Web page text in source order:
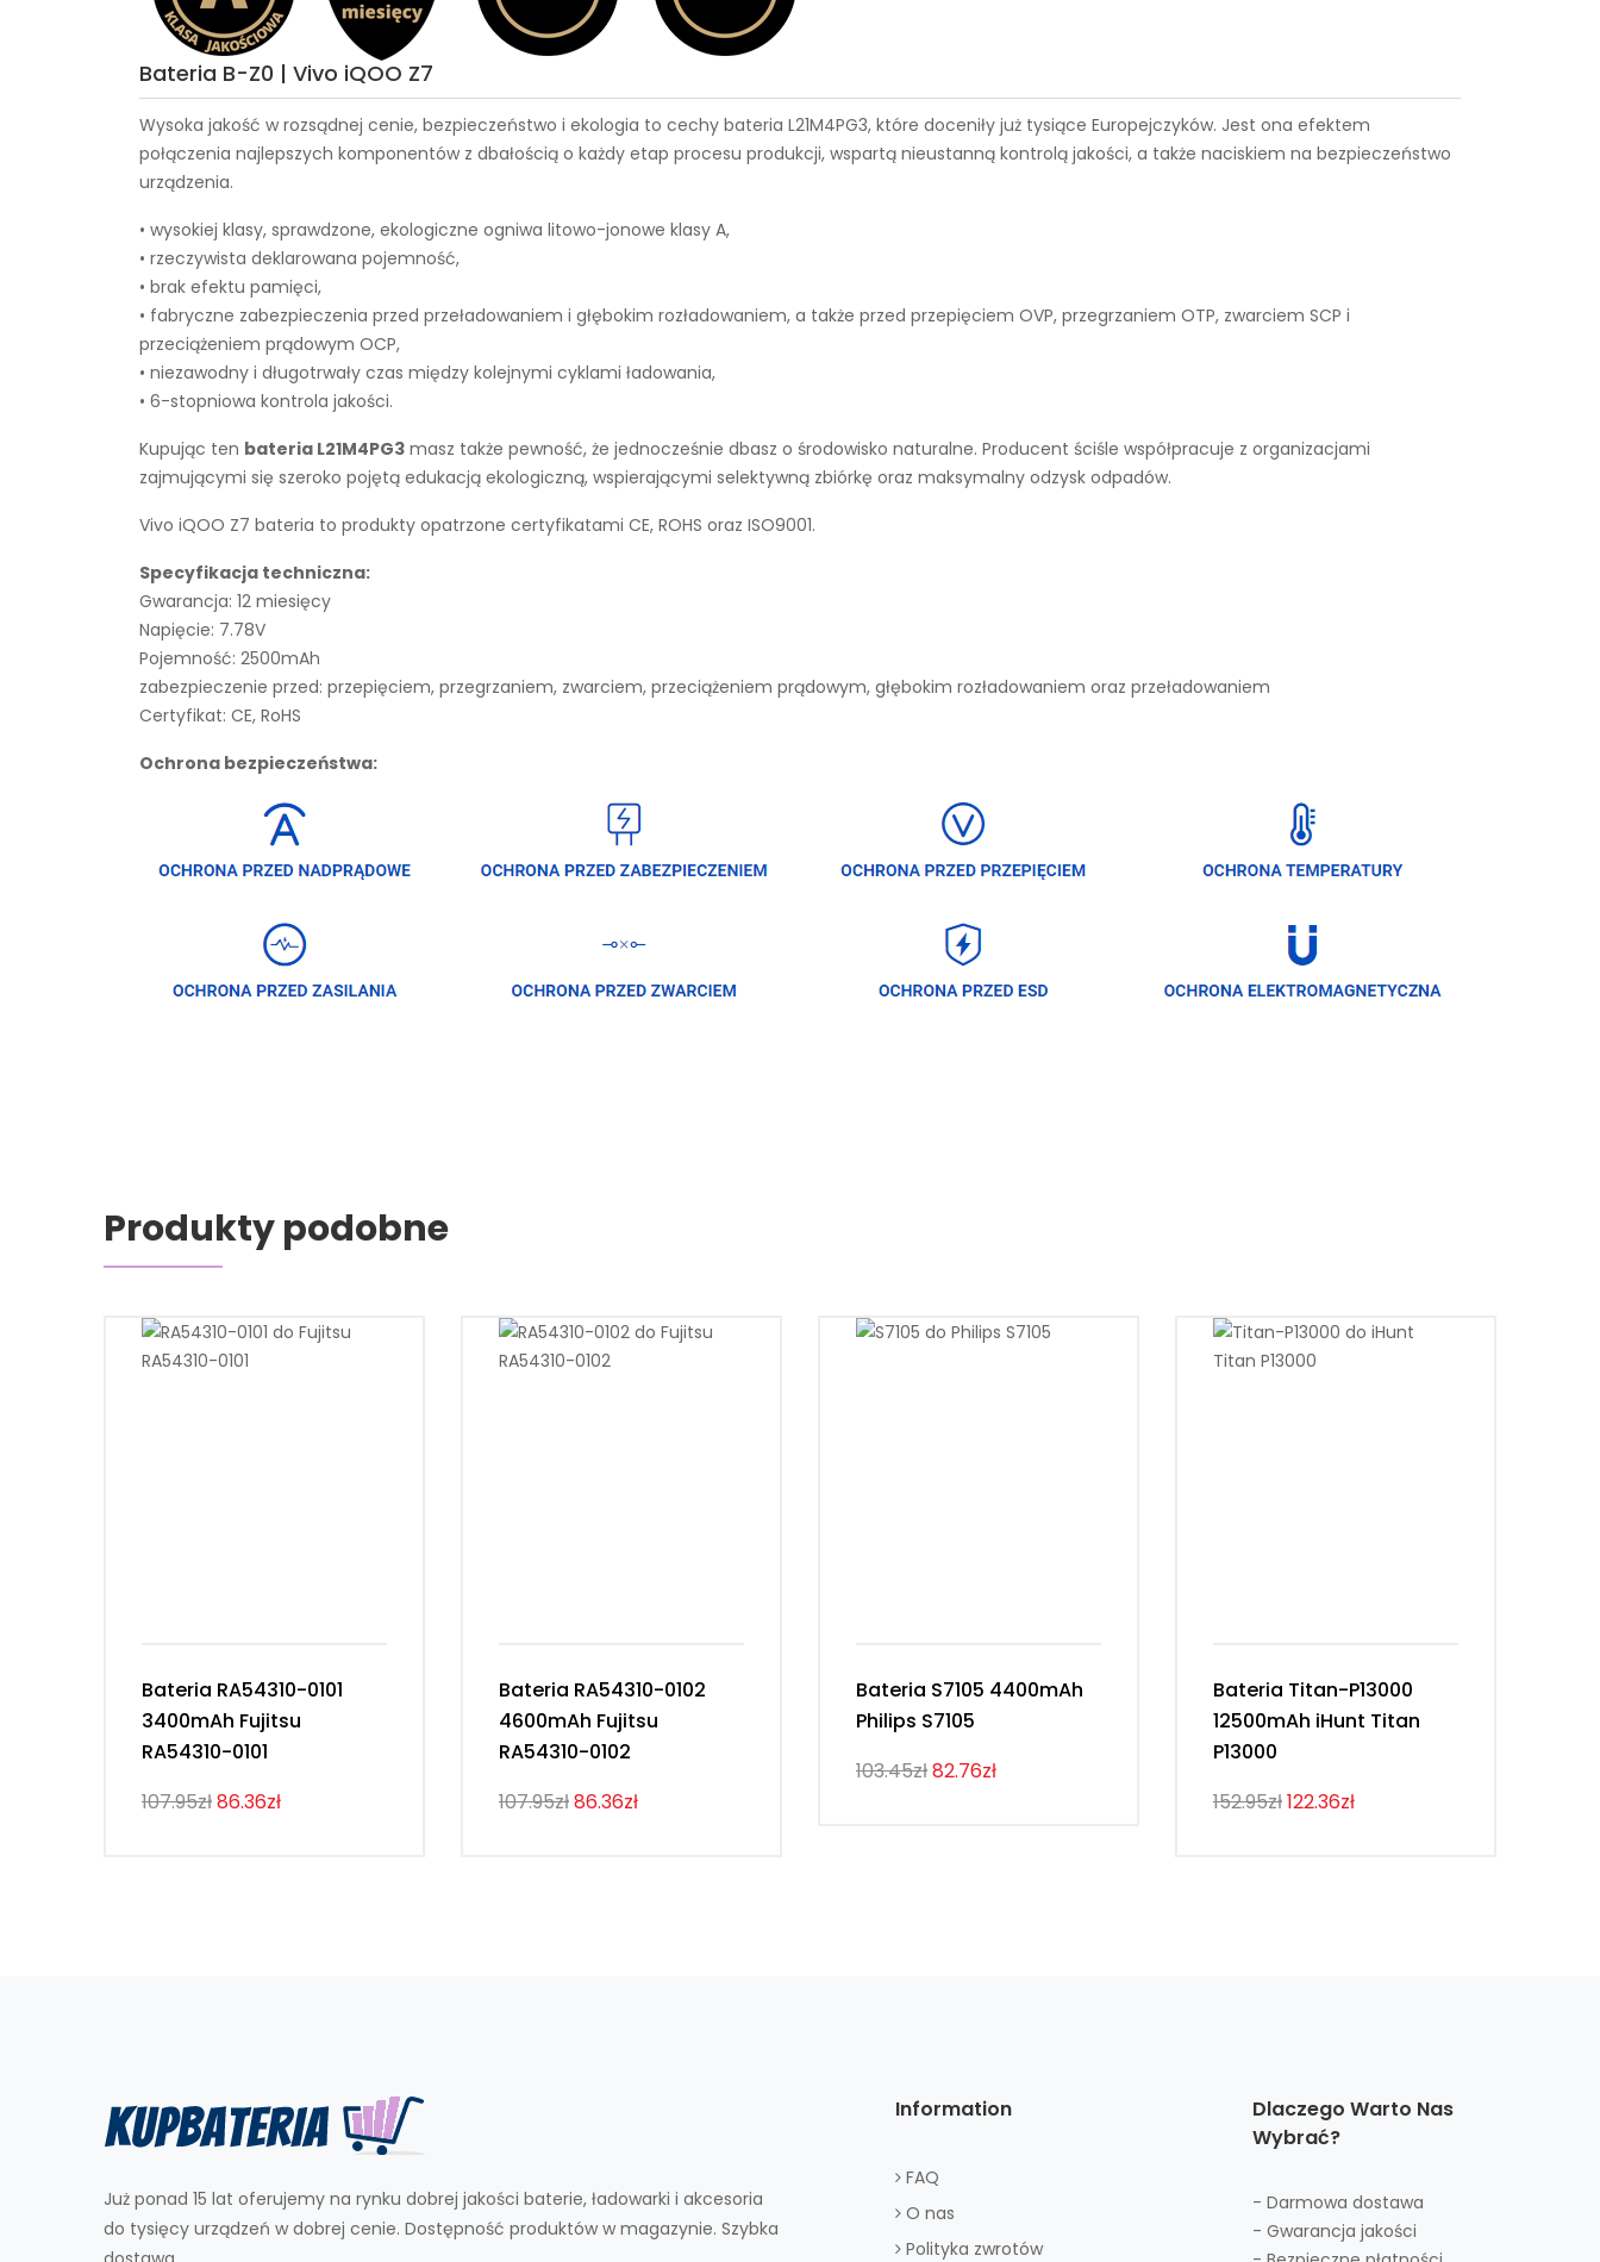
Bateria B-Z0 | Vivo iQOO Z7
Wysoka jakość w rozsądnej cenie, bezpieczeństwo i ekologia to cechy bateria L21M4PG3, które doceniły już tysiące Europejczyków. Jest ona efektem
połączenia najlepszych komponentów z dbałością o każdy etap procesu produkcji, wspartą nieustanną kontrolą jakości, a także naciskiem na bezpieczeństwo
urządzenia.
• wysokiej klasy, sprawdzone, ekologiczne ogniwa litowo-jonowe klasy A,
• rzeczywista deklarowana pojemność,
• brak efektu pamięci,
• fabryczne zabezpieczenia przed przeładowaniem i głębokim rozładowaniem, a także przed przepięciem OVP, przegrzaniem OTP, zwarciem SCP i
przeciążeniem prądowym OCP,
• niezawodny i długotrwały czas między kolejnymi cyklami ładowania,
• 6-stopniowa kontrola jakości.
Kupując ten bateria L21M4PG3 masz także pewność, że jednocześnie dbasz o środowisko naturalne. Producent ściśle współpracuje z organizacjami
zajmującymi się szeroko pojętą edukacją ekologiczną, wspierającymi selektywną zbiórkę oraz maksymalny odzysk odpadów.
Vivo iQOO Z7 bateria to produkty opatrzone certyfikatami CE, ROHS oraz ISO9001.
Specyfikacja techniczna:
Gwarancja: 12 miesięcy
Napięcie: 7.78V
Pojemność: 2500mAh
zabezpieczenie przed: przepięciem, przegrzaniem, zwarciem, przeciążeniem prądowym, głębokim rozładowaniem oraz przeładowaniem
Certyfikat: CE, RoHS
Ochrona bezpieczeństwa:
Produkty podobne
Bateria RA54310-0101
3400mAh Fujitsu
RA54310-0101
107.95zł86.36zł
Bateria RA54310-0102
4600mAh Fujitsu
RA54310-0102
107.95zł86.36zł
Bateria S7105 4400mAh
Philips S7105
103.45zł82.76zł
Bateria Titan-P13000
12500mAh iHunt Titan
P13000
152.95zł122.36zł
Już ponad 15 lat oferujemy na rynku dobrej jakości baterie, ładowarki i akcesoria
do tysięcy urządzeń w dobrej cenie. Dostępność produktów w magazynie. Szybka
Information
FAQ
O nas
Polityka zwrotów
Dlaczego Warto Nas
Wybrać?
- Darmowa dostawa
- Gwarancja jakości